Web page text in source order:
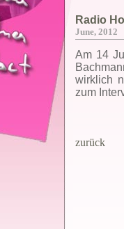
Radio
June, 2012
Am 14
wirklich
zum
zurück